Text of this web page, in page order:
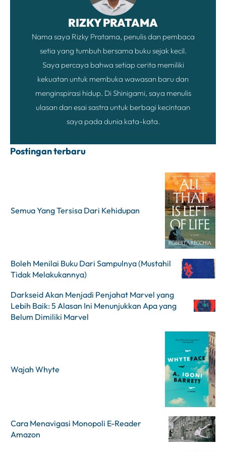
RIZKY PRATAMA
Nama saya Rizky Pratama, penulis dan pembaca
setia yang tumbuh bersama buku sejak kecil.
Saya percaya bahwa setiap cerita memiliki
kekuatan untuk membuka wawasan baru dan
menginspirasi hidup. Di Shinigami, saya menulis
ulasan dan esai sastra untuk berbagi kecintaan
saya pada dunia kata-kata.
Postingan terbaru
Semua Yang Tersisa Dari Kehidupan
Boleh Menilai Buku Dari Sampulnya (Mustahil
Tidak Melakukannya)
Darkseid Akan Menjadi Penjahat Marvel yang
Lebih Baik: 5 Alasan Ini Menunjukkan Apa yang
Belum Dimiliki Marvel
Wajah Whyte
Cara Menavigasi Monopoli E-Reader
Amazon